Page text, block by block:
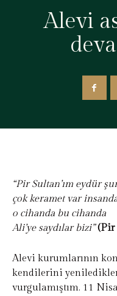
Alevi
“Pir Sultan’ım eydür
çok keramet var
o cihanda bu cihanda
Ali’ye saydılar bizi”(Pir
Alevi kurumlarının
kendilerini
vurgulamıştım. 11